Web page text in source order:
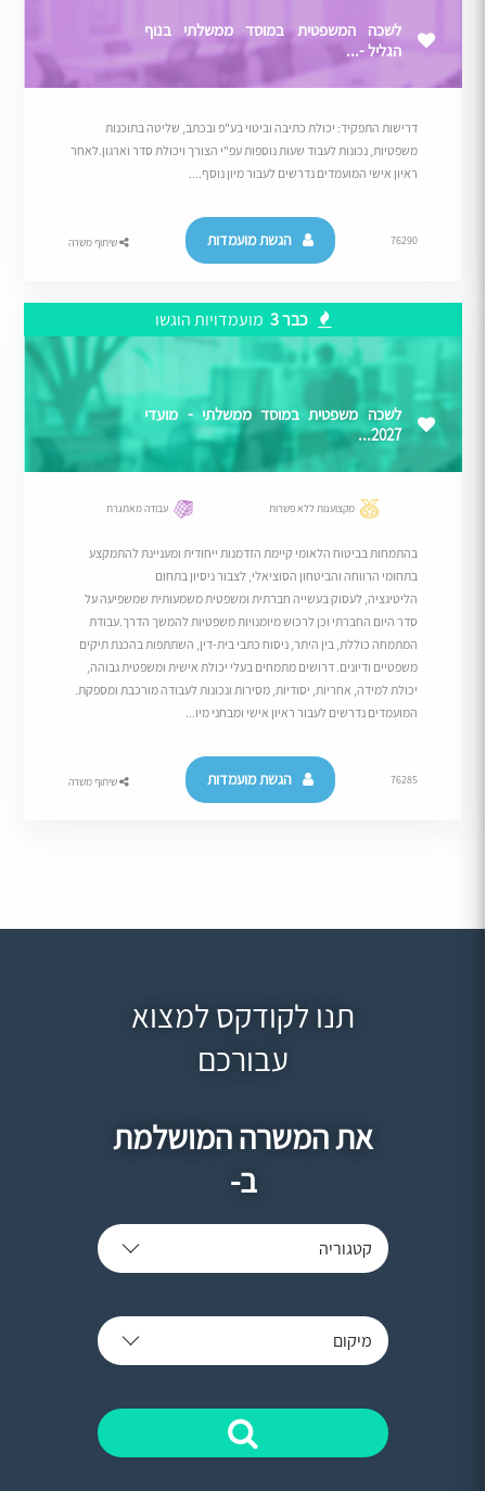
לשכה המשפטית במוסד ממשלתי בנוף
הגליל -...
דרישות התפקיד: יכולת כתיבה וביטוי בע"פ ובכתב, שליטה בתוכנות
משפטיות, נכונות לעבוד שעות נוספות עפ"י הצורך ויכולת סדר וארגון.לאחר
ראיון אישי המועמדים נדרשים לעבור מיון נוסף....
76290 הגשת מועמדות שיתוף משרה
כבר 3 מועמדויות הוגשו
לשכה משפטית במוסד ממשלתי - מועדי
2027...
מקצוענות ללא פשרות עבודה מאתגרת
בהתמחות בביטוח הלאומי קיימת הזדמנות ייחודית ומעניינת להתמקצע
בתחומי הרווחה והביטחון הסוציאלי, לצבור ניסיון בתחום
הליטיגציה, לעסוק בעשייה חברתית ומשפטית משמעותית שמשפיעה על
סדר היום החברתי וכן לרכוש מיומנויות משפטיות להמשך הדרך.עבודת
המתמחה כוללת, בין היתר, ניסוח כתבי בית-דין, השתתפות בהכנת תיקים
משפטיים ודיונים. דרושים מתמחים בעלי יכולת אישית ומשפטית גבוהה,
יכולת למידה, אחריות, יסודיות, מסירות ונכונות לעבודה מורכבת ומספקת.
המועמדים נדרשים לעבור ראיון אישי ומבחני מיו...
76285 הגשת מועמדות שיתוף משרה
תנו לקודקס למצוא
עבורכם
את המשרה המושלמת
ב-
קטגוריה
מיקום